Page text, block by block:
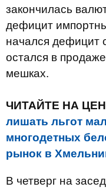
закончилась
дефицит
начался дефицит
остался в
мешках.
ЧИТАЙТЕ НА
лишать льгот
многодетных
рынок в
В четверг на